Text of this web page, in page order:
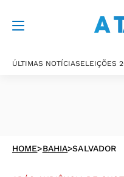
ÚLTIMAS NOTÍCIASELEIÇÕES
HOME>BAHIA>SALVADOR